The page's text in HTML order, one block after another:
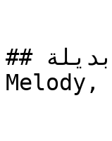
## أسماء بديلة